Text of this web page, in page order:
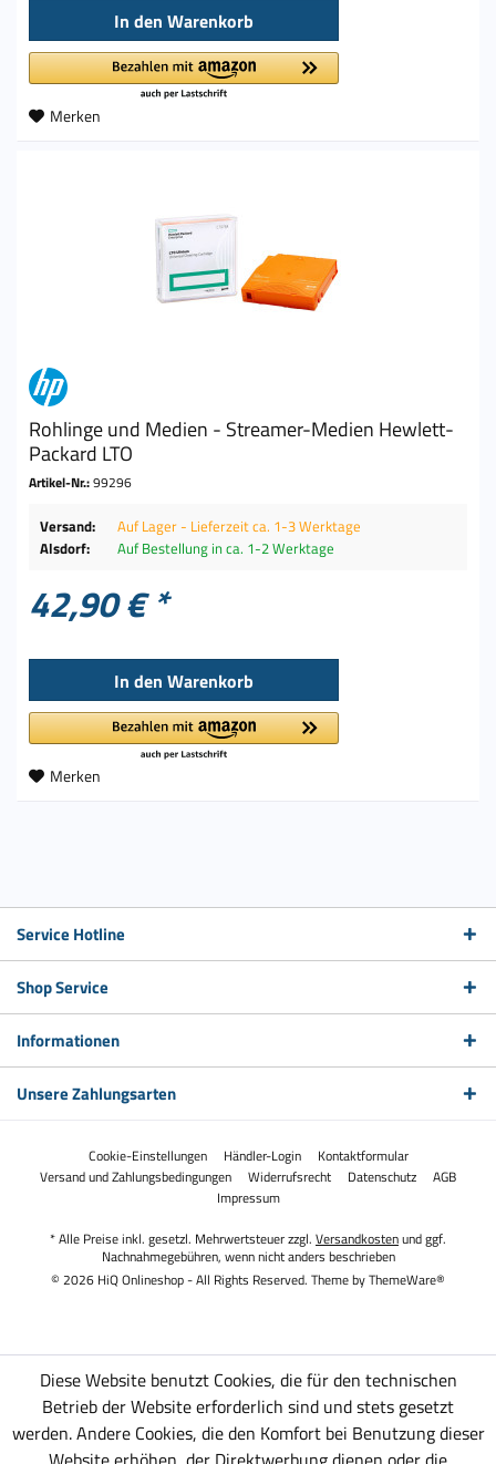
In den Warenkorb
Merken
Rohlinge und Medien - Streamer-Medien Hewlett-
Packard LTO
Artikel-Nr.:99296
Versand:
Auf Lager - Lieferzeit ca. 1-3 Werktage
Alsdorf:
Auf Bestellung in ca. 1-2 Werktage
42,90 € *
In den Warenkorb
Merken
Service Hotline
Shop Service
Informationen
Unsere Zahlungsarten
Cookie-Einstellungen Händler-Login
Kontaktformular
Versand und Zahlungsbedingungen
Widerrufsrecht Datenschutz
AGB
Impressum
* Alle Preise inkl. gesetzl. Mehrwertsteuer zzgl. Versandkostenund ggf.
Nachnahmegebühren, wenn nicht anders beschrieben
© 2026 HiQ Onlineshop - All Rights Reserved. Theme byThemeWare®
Diese Website benutzt Cookies, die für den technischen
Betrieb der Website erforderlich sind und stets gesetzt
werden. Andere Cookies, die den Komfort bei Benutzung dieser